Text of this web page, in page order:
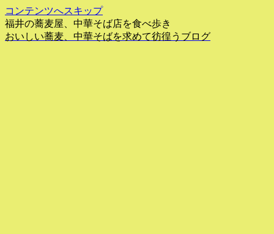
コンテンツへスキップ
福井の蕎麦屋、中華そば店を食べ歩き
おいしい蕎麦、中華そばを求めて彷徨うブログ